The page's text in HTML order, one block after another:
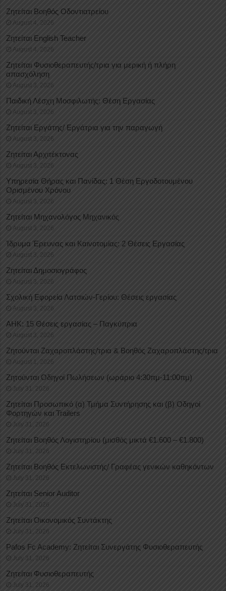
Ζητείται Βοηθός Οδοντιατρείου
August 4, 2026
Ζητείται English Teacher
August 4, 2026
Ζητείται Φυσιοθεραπευτής/τρια για μερική ή πλήρη
απασχόληση
August 3, 2026
Παιδική Λέσχη Μοσφιλωτής: Θέση Εργασίας
August 3, 2026
Ζητείται Εργάτης/ Εργάτρια για την παραγωγή
August 3, 2026
Ζητείται Αρχιτέκτονας
August 3, 2026
Υπηρεσία Θήρας και Πανίδας: 1 Θέση Eργοδοτουμένου
Oρισμένου Xρόνου
August 3, 2026
Ζητείται Μηχανολόγος Μηχανικός
August 3, 2026
Ίδρυμα Έρευνας και Καινοτομίας: 2 Θέσεις Εργασίας
August 3, 2026
Ζητείται Δημοσιογράφος
August 3, 2026
Σχολική Εφορεία Λατσιών-Γερίου: Θέσεις εργασίας
August 3, 2026
ΑΗΚ: 15 Θέσεις εργασίας – Παγκύπρια
August 3, 2026
Ζητούνται Ζαχαροπλάστης/τρια & Βοηθός Ζαχαροπλάστης/τρια
August 1, 2026
Ζητούνται Οδηγοί Πωλήσεων (ωράριο 4:30πμ-11:00πμ)
July 31, 2026
Ζητείται Προσωπικό (α) Τμήμα Συντήρησης και (β) Οδηγοί
Φορτηγών και Trailers
July 31, 2026
Ζητείται Βοηθός Λογιστηρίου (μισθός μικτά €1.600 – €1.800)
July 31, 2026
Ζητείται Βοηθός Εκτελωνιστής/ Γραφέας γενικών καθηκόντων
July 31, 2026
Ζητείται Senior Auditor
July 31, 2026
Ζητείται Οικονομικός Συντάκτης
July 31, 2026
Pafos Fc Academy: Ζητείται Συνεργάτης Φυσιοθεραπευτής
July 31, 2026
Ζητείται Φυσιοθεραπευτής
July 31, 2026